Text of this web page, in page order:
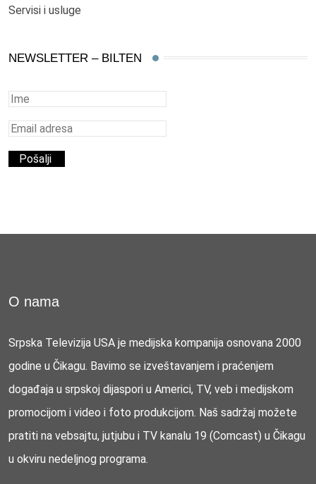
Servisi i usluge
NEWSLETTER – BILTEN
O nama
Srpska Televizija USA je medijska kompanija osnovana 2000
godine u Čikagu. Bavimo se izveštavanjem i praćenjem
događaja u srpskoj dijaspori u Americi, TV, veb i medijskom
promocijom i video i foto produkcijom. Naš sadržaj možete
pratiti na vebsajtu, jutjubu i TV kanalu 19 (Comcast) u Čikagu
u okviru nedeljnog programa.